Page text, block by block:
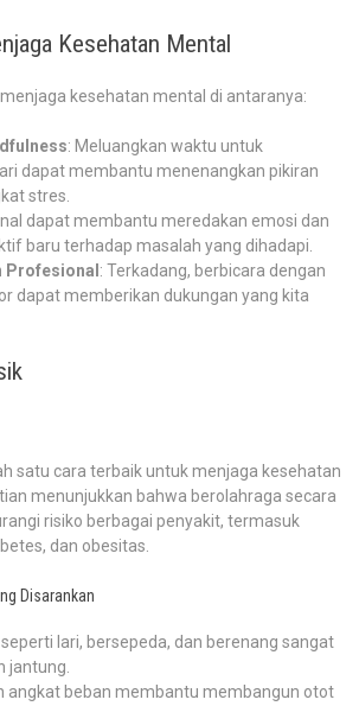
Kesehatan Mental
kesehatan mental di antaranya:
: Meluangkan waktu untuk
dapat membantu menenangkan pikiran
stres.
dapat membantu meredakan emosi dan
baru terhadap masalah yang dihadapi.
Profesional: Terkadang, berbicara dengan
dapat memberikan dukungan yang kita
satu cara terbaik untuk menjaga kesehatan
menunjukkan bahwa berolahraga secara
risiko berbagai penyakit, termasuk
dan obesitas.
Disarankan
seperti lari, bersepeda, dan berenang sangat
jantung.
angkat beban membantu membangun otot